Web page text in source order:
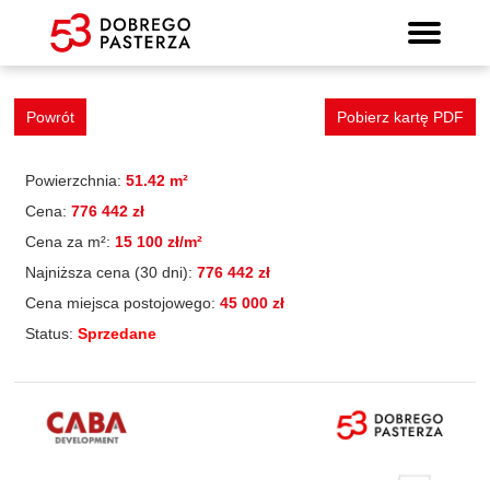
Mieszkanie 63
Wyszukiwarka mieszkań
Powrót Pobierz kartę PDF
Powierzchnia: 51.42 m²
Cena: 776 442 zł
Cena za m²: 15 100 zł/m²
Najniższa cena (30 dni): 776 442 zł
Cena miejsca postojowego: 45 000 zł
Status: Sprzedane